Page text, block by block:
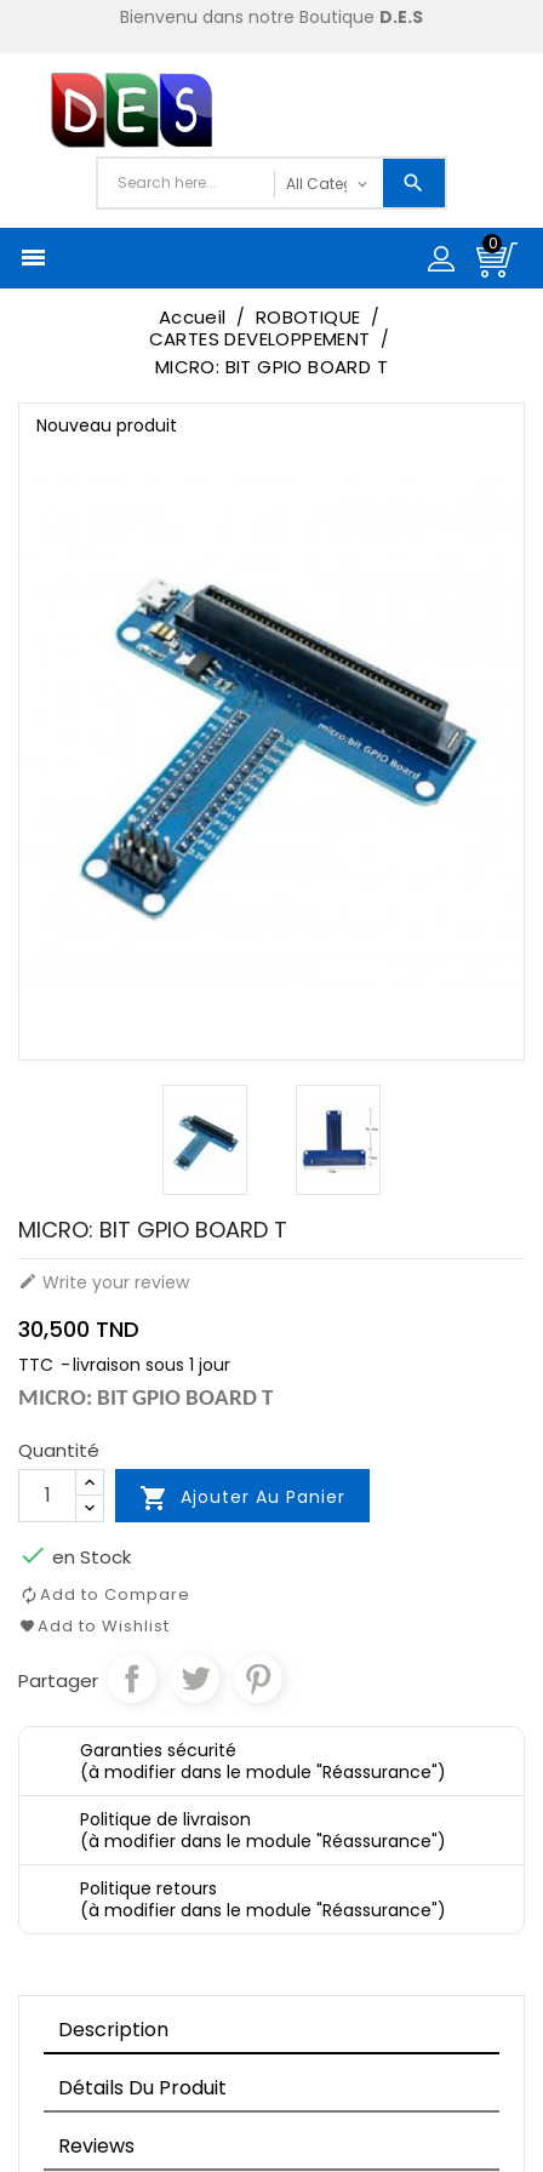
Bienvenu dans notre Boutique D.E.S

0
Accueil
ROBOTIQUE
CARTES DEVELOPPEMENT
MICRO: BIT GPIO BOARD T
Nouveau produit
MICRO: BIT GPIO BOARD T
 Write your review
30,500 TND
TTC livraison sous 1 jour
MICRO: BIT GPIO BOARD T
Quantité
 Ajouter Au Panier
 en Stock
Add to Compare
Add to Wishlist
Partager
Garanties sécurité
(à modifier dans le module "Réassurance")
Politique de livraison
(à modifier dans le module "Réassurance")
Politique retours
(à modifier dans le module "Réassurance")
Description
Détails Du Produit
Reviews